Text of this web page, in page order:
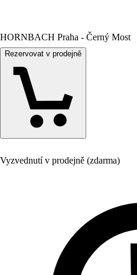
HORNBACH Praha - Černý Most
Rezervovat v prodejně
Vyzvednutí v prodejně (zdarma)